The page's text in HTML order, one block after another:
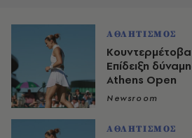
ΑΘΛΗΤΙΣΜΟΣ
Επίδειξη
Athens Open
Newsroom
ΑΘΛΗΤΙΣΜΟΣ